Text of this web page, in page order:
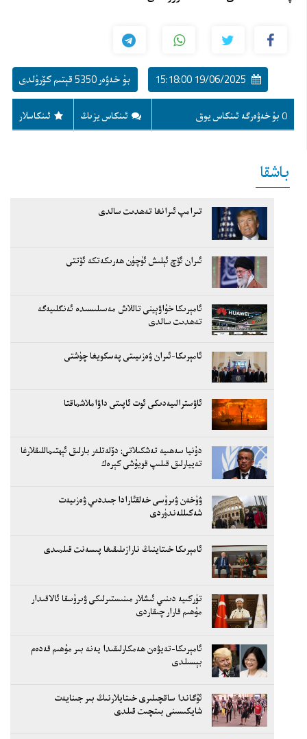
بۇ خەۋەر 5350 قېتىم كۆرۈلدى 19/06/2025 15:18:00
ئىنكاسلار ئىنكاس يزىڭ 0 بۇ خەۋەرگە ئىنكاس يوق
باشقا
تىرامپ ئىرانغا تەھدىت سالدى
ئىران ئۆچ ئېلىش ئۈچۈن ھەرىكەتكە ئۆتتى
ئامېرىكا خۇاۋېينى تاللاش مەسىلىسىدە ئەنگلىيەگە
تەھدىت سالدى
ئامېرىكا-ئىران ۋەزىيىتى پەسكويغا چۈشتى
ئاۋسترالىيەدىكى ئوت ئاپىتى داۋاملاشماقتا
دۇنيا سەھىيە تەشكىلاتى: دۆلەتلەر بارلىق ئېھتىماللىقلارغا
تەييارلىق قىلىپ قويۇشى كېرەك
ۋۇخەن ۋىرۇسى خەلقئارادا جىددىي ۋەزىيەت
شەكىللەندۈردى
ئامېرىكا خىتاينىڭ نارازىلىقىغا پىسەنت قىلمىدى
تۈركىيە دىنىي ئىشلار مىنىستىرلىكى ۋىرۇسقا ئالاقىدار
مۇھىم قارار چىقاردى
ئامېرىكا-تەيۋەن ھەمكارلىقىدا يەنە بىر مۇھىم قەدەم
بېسىلدى
ئۇگاندا ساقچىلىرى خىتايلارنىڭ بىر جىنايەت
شايكىسىنى بىتچىت قىلدى